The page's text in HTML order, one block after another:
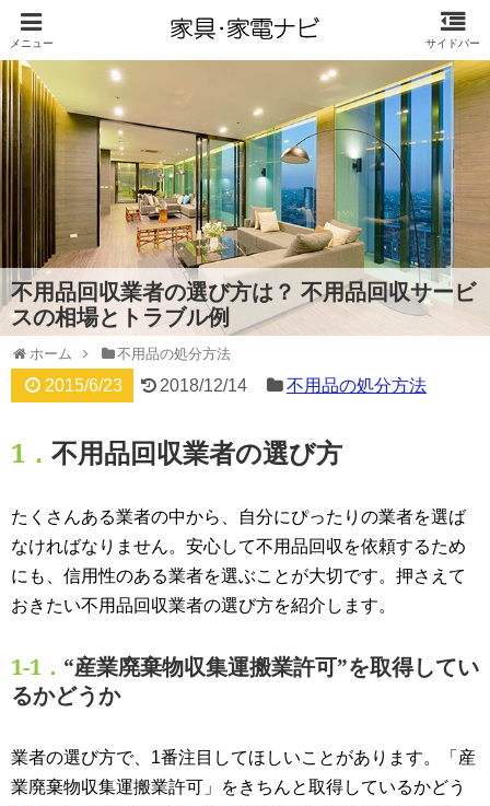
不用品回収業者の選び方は？ 不用品回収サービ
スの相場とトラブル例
ホーム 不用品の処分方法
2015/6/23 2018/12/14 不用品の処分方法
1． 不用品回収業者の選び方
たくさんある業者の中から、自分にぴったりの業者を選ば
なければなりません。安心して不用品回収を依頼するため
にも、信用性のある業者を選ぶことが大切です。押さえて
おきたい不用品回収業者の選び方を紹介します。
1-1． “産業廃棄物収集運搬業許可”を取得してい
るかどうか
業者の選び方で、1番注目してほしいことがあります。「産
業廃棄物収集運搬業許可」をきちんと取得しているかどう